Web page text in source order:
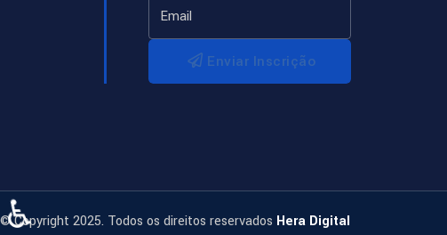
Enviar Inscrição
© Copyright 2025. Todos os direitos reservados Hera Digital